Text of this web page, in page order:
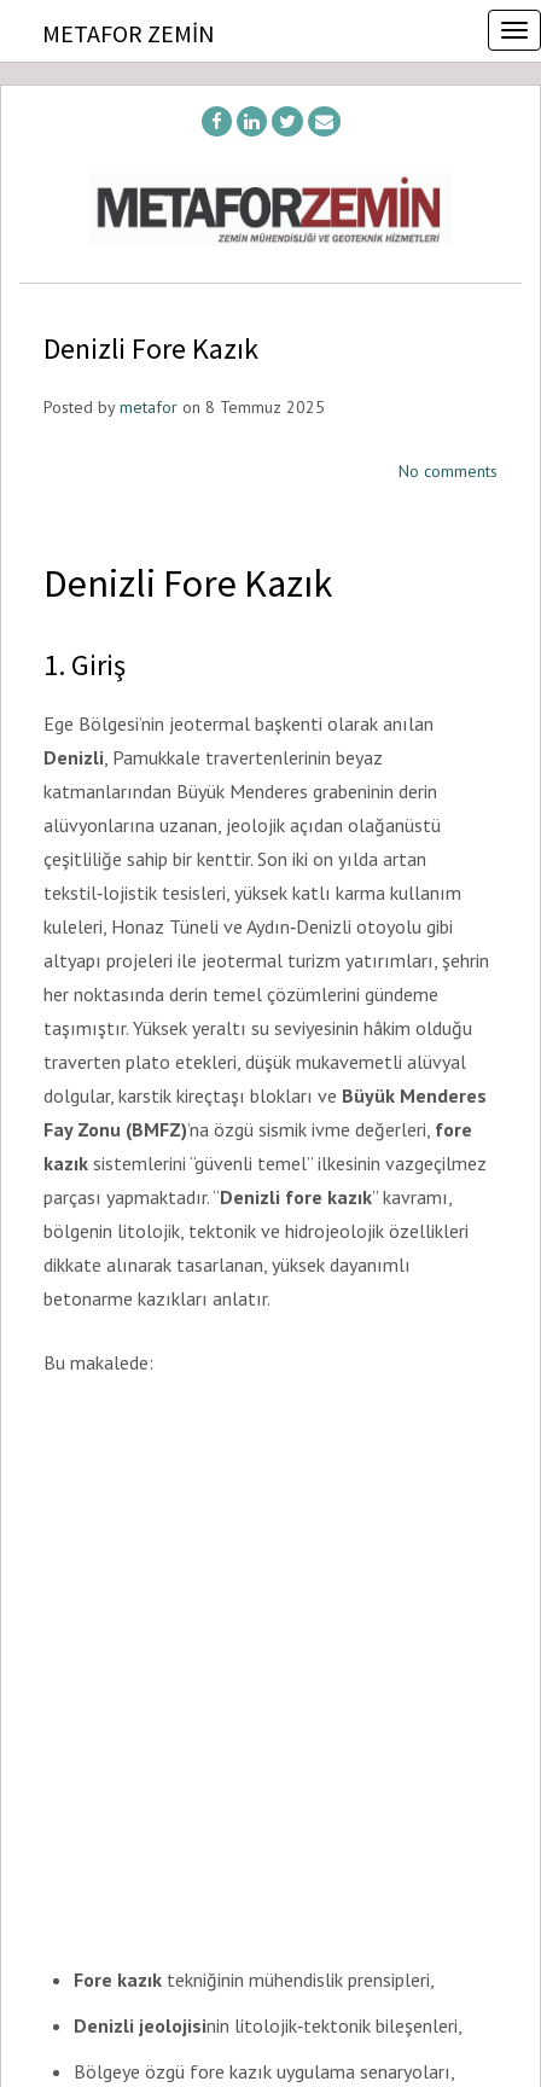
T
o
g
METAFOR ZEMIN
Denizli Fore Kazık
Posted bymetafor on 8 Temmuz 2025
No comments
Denizli Fore Kazık
1. Giriş
Ege Bölgesi’nin jeotermal başkenti olarak anılan
Denizli, Pamukkale travertenlerinin beyaz
katmanlarından Büyük Menderes grabeninin derin
alüvyonlarına uzanan, jeolojik açıdan olağanüstü
çeşitliliğe sahip bir kenttir. Son iki on yılda artan
tekstil‑lojistik tesisleri, yüksek katlı karma kullanım
kuleleri, Honaz Tüneli ve Aydın‑Denizli otoyolu gibi
altyapı projeleri ile jeotermal turizm yatırımları, şehrin
her noktasında derin temel çözümlerini gündeme
taşımıştır. Yüksek yeraltı su seviyesinin hâkim olduğu
traverten plato etekleri, düşük mukavemetli alüvyal
dolgular, karstik kireçtaşı blokları ve Büyük Menderes
Fay Zonu (BMFZ)’na özgü sismik ivme değerleri, fore
kazık sistemlerini “güvenli temel” ilkesinin vazgeçilmez
parçası yapmaktadır. “Denizli fore kazık” kavramı,
bölgenin litolojik, tektonik ve hidrojeolojik özellikleri
dikkate alınarak tasarlanan, yüksek dayanımlı
betonarme kazıkları anlatır.
Bu makalede:
Fore kazık tekniğinin mühendislik prensipleri,
Denizli jeolojisinin litolojik‑tektonik bileşenleri,
Bölgeye özgü fore kazık uygulama senaryoları,